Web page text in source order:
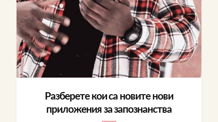
Разберете кои са новите нови
приложения за запознанства